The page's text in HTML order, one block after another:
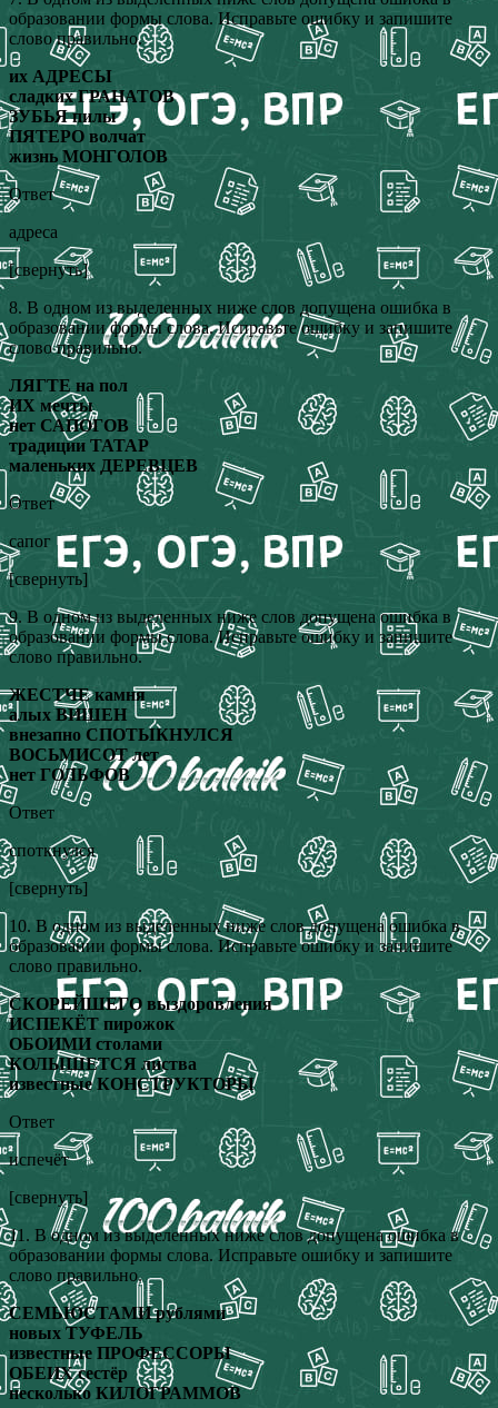
образовании формы слова. Исправьте ошибку и запишите
слово правильно.
их АДРЕСЫ
сладких ГРАНАТОВ
ЗУБЬЯ пилы
ПЯТЕРО волчат
жизнь МОНГОЛОВ
Ответ
адреса
[свернуть]
8. В одном из выделенных ниже слов допущена ошибка в
образовании формы слова. Исправьте ошибку и запишите
слово правильно.
ЛЯГТЕ на пол
ИХ мечты
нет САПОГОВ
традиции ТАТАР
маленьких ДЕРЕВЦЕВ
Ответ
сапог
[свернуть]
9. В одном из выделенных ниже слов допущена ошибка в
образовании формы слова. Исправьте ошибку и запишите
слово правильно.
ЖЕСТЧЕ камня
алых ВИШЕН
внезапно СПОТЫКНУЛСЯ
ВОСЬМИСОТ лет
нет ГОЛЬФОВ
Ответ
споткнулся
[свернуть]
10. В одном из выделенных ниже слов допущена ошибка в
образовании формы слова. Исправьте ошибку и запишите
слово правильно.
СКОРЕЙШЕГО выздоровления
ИСПЕКЁТ пирожок
ОБОИМИ столами
КОЛЫШЕТСЯ листва
известные КОНСТРУКТОРЫ
Ответ
испечёт
[свернуть]
11. В одном из выделенных ниже слов допущена ошибка в
образовании формы слова. Исправьте ошибку и запишите
слово правильно.
СЕМЬЮСТАМИ рублями
новых ТУФЕЛЬ
известные ПРОФЕССОРЫ
ОБЕИХ сестёр
несколько КИЛОГРАММОВ